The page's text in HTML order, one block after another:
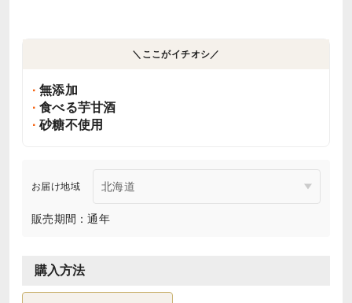
＼ここがイチオシ／
無添加
食べる芋甘酒
砂糖不使用
お届け地域
販売期間：通年
購入方法